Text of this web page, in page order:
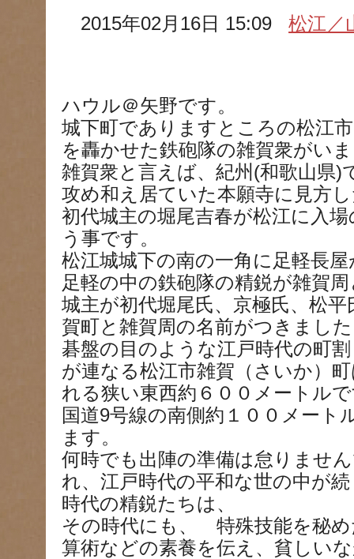
2015年02月16日 15:09松江／
ハウル＠矢野です。
城下町でありますところの松江
を轟かせた鉄砲隊の雑賀衆がい
雑賀衆と言えば、紀州(和歌山県)
攻め和え居ていた本願寺に見方
初代城主の堀尾吉春が松江に入
う事です。
松江城城下の南の一角に足軽長
足軽の中の鉄砲隊の精鋭が雑賀
城主が初代堀尾氏、京極氏、松
賀町と雑賀周の名前がつきまし
碁盤の目のような江戸時代の町
が連なる松江市雑賀（さいか）
れる狭い東西約６００メートル
国道9号線の南側約１００メート
ます。
何時でも出陣の準備は怠りませ
れ、江戸時代の平和な世の中が
時代の精鋭たちは、
その時代にも、 特殊技能を秘め
算術などの素養を伝え、貧しい